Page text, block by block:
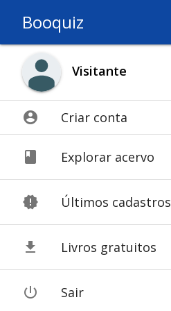
Booquiz
Visitante
account_circle Criar conta
book Explorar acervo
new_releases Últimos cadastros
get_app Livros gratuitos
power_settings_new Sair